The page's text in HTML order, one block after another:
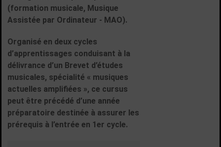
(formation musicale, Musique
Assistée par Ordinateur - MAO).
Organisé en deux cycles
d’apprentissages conduisant à la
délivrance d’un Brevet d’études
musicales, spécialité « musiques
actuelles amplifiées », ce cursus
peut être précédé d’une année
préparatoire destinée à assurer les
prérequis à l’entrée en 1er cycle.